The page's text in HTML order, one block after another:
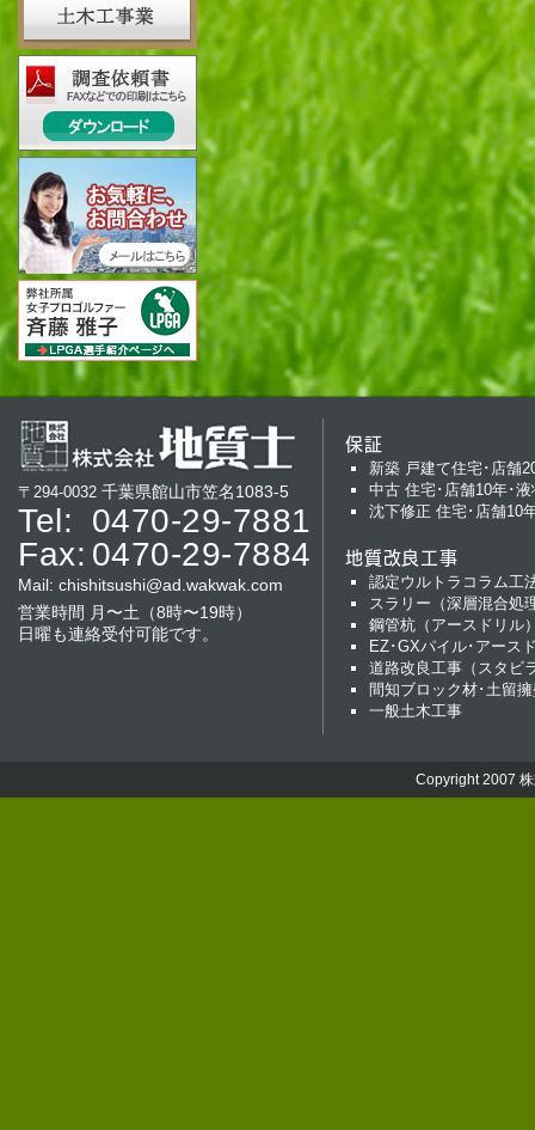
〒294-0032 千葉県館山市笠名1083-5
Tel:
0470-29-7881
Fax: 0470-29-7884
Mail: chishitsushi@ad.wakwak.com
営業時間 月〜土（8時〜19時）
日曜も連絡受付可能です。
保証
新築 戸建て住宅･店舗
中古 住宅･店舗10年･液
沈下修正 住宅･店舗10
地質改良工事
認定ウルトラコラム工
スラリー（深層混合処
鋼管杭（アースドリル
EZ･GXパイル･アース
道路改良工事（スタビ
間知ブロック材･土留
一般土木工事
Copyright 2007